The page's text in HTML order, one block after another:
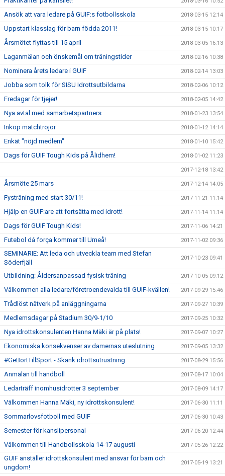
Ansök att vara ledare på GUIF:s fotbollsskola 2018-03-15 12:14
Uppstart klasslag för barn födda 2011! 2018-03-15 10:17
Årsmötet flyttas till 15 april 2018-03-05 16:13
Laganmälan och önskemål om träningstider 2018-02-16 10:38
Nominera årets ledare i GUIF 2018-02-14 13:03
Jobba som tolk för SISU Idrottsutbildarna 2018-02-06 10:12
Fredagar för tjejer! 2018-02-05 14:42
Nya avtal med samarbetspartners 2018-01-23 13:54
Inköp matchtröjor 2018-01-12 14:14
Enkät "nöjd medlem" 2018-01-10 15:42
Dags för GUIF Tough Kids på Ålidhem! 2018-01-02 11:23
2017-12-18 13:42
Årsmöte 25 mars 2017-12-14 14:05
Fysträning med start 30/11! 2017-11-21 11:14
Hjälp en GUIF:are att fortsätta med idrott! 2017-11-14 11:14
Dags för GUIF Tough Kids! 2017-11-06 14:21
Futebol dá força kommer till Umeå! 2017-11-02 09:36
SEMINARIE: Att leda och utveckla team med Stefan
Söderfjäll
2017-10-23 09:41
Utbildning: Åldersanpassad fysisk träning 2017-10-05 09:12
Välkommen alla ledare/företroendevalda till GUIF-kvällen! 2017-09-29 15:46
Trådlöst nätverk på anläggningarna 2017-09-27 10:39
Medlemsdagar på Stadium 30/9-1/10 2017-09-25 10:32
Nya idrottskonsulenten Hanna Mäki är på plats! 2017-09-07 10:27
Ekonomiska konsekvenser av damernas uteslutning 2017-09-05 13:32
#GeBortTillSport - Skänk idrottsutrustning 2017-08-29 15:56
Anmälan till handboll 2017-08-17 10:04
Ledarträff inomhusidrotter 3 september 2017-08-09 14:17
Välkommen Hanna Mäki, ny idrottskonsulent! 2017-06-30 11:11
Sommarlovsfotboll med GUIF 2017-06-30 10:43
Semester för kanslipersonal 2017-06-20 12:44
Välkommen till Handbollsskola 14-17 augusti 2017-05-26 12:22
GUIF anställer idrottskonsulent med ansvar för barn och
ungdom!
2017-05-19 13:21